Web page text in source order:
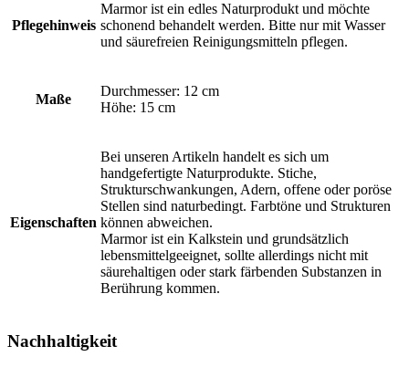
Pflegehinweis
Marmor ist ein edles Naturprodukt und möchte
schonend behandelt werden. Bitte nur mit Wasser
und säurefreien Reinigungsmitteln pflegen.
Maße
Durchmesser: 12 cm
Höhe: 15 cm
Eigenschaften
Bei unseren Artikeln handelt es sich um
handgefertigte Naturprodukte. Stiche,
Strukturschwankungen, Adern, offene oder poröse
Stellen sind naturbedingt. Farbtöne und Strukturen
können abweichen.
Marmor ist ein Kalkstein und grundsätzlich
lebensmittelgeeignet, sollte allerdings nicht mit
säurehaltigen oder stark färbenden Substanzen in
Berührung kommen.
Nachhaltigkeit